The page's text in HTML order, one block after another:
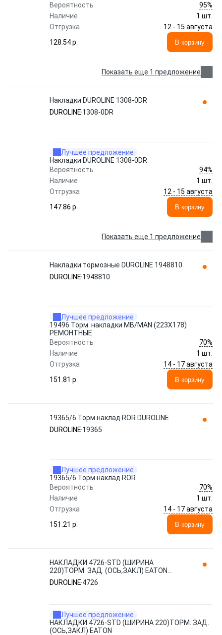
Вероятность
95%
Наличие
1 шт.
Отгрузка
12 - 15 августа
128.54 p.
В корзину
Показать еще 1 предложение
Накладки DUROLINE 1308-0DR
DUROLINE 1308-0DR
Лучшее предложение
Накладки DUROLINE 1308-0DR
Вероятность
94%
Наличие
1 шт.
Отгрузка
12 - 15 августа
147.86 p.
В корзину
Показать еще 1 предложение
Накладки тормозные DUROLINE 1948810
DUROLINE 1948810
Лучшее предложение
19496 Торм. накладки MB/MAN (223X178)
РЕМОНТНЫЕ
Вероятность
70%
Наличие
1 шт.
Отгрузка
14 - 17 августа
151.81 p.
В корзину
19365/6 Торм наклад ROR DUROLINE
DUROLINE 19365
Лучшее предложение
19365/6 Торм наклад ROR
Вероятность
70%
Наличие
1 шт.
Отгрузка
14 - 17 августа
151.21 p.
В корзину
НАКЛАДКИ 4726-STD (ШИРИНА
220)ТОРМ. ЗАД. (ОСЬ,ЗАКЛ) EATON
DUROLINE
DUROLINE 4726
Лучшее предложение
НАКЛАДКИ 4726-STD (ШИРИНА 220)ТОРМ. ЗАД.
(ОСЬ,ЗАКЛ) EATON